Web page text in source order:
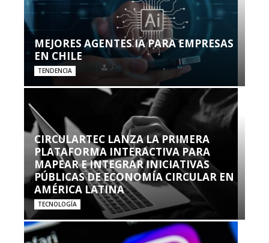
MEJORES AGENTES IA PARA EMPRESAS
EN CHILE
TENDENCIA
CIRCULARTEC LANZA LA PRIMERA
PLATAFORMA INTERACTIVA PARA
MAPEAR E INTEGRAR INICIATIVAS
PÚBLICAS DE ECONOMÍA CIRCULAR EN
AMÉRICA LATINA
TECNOLOGÍA